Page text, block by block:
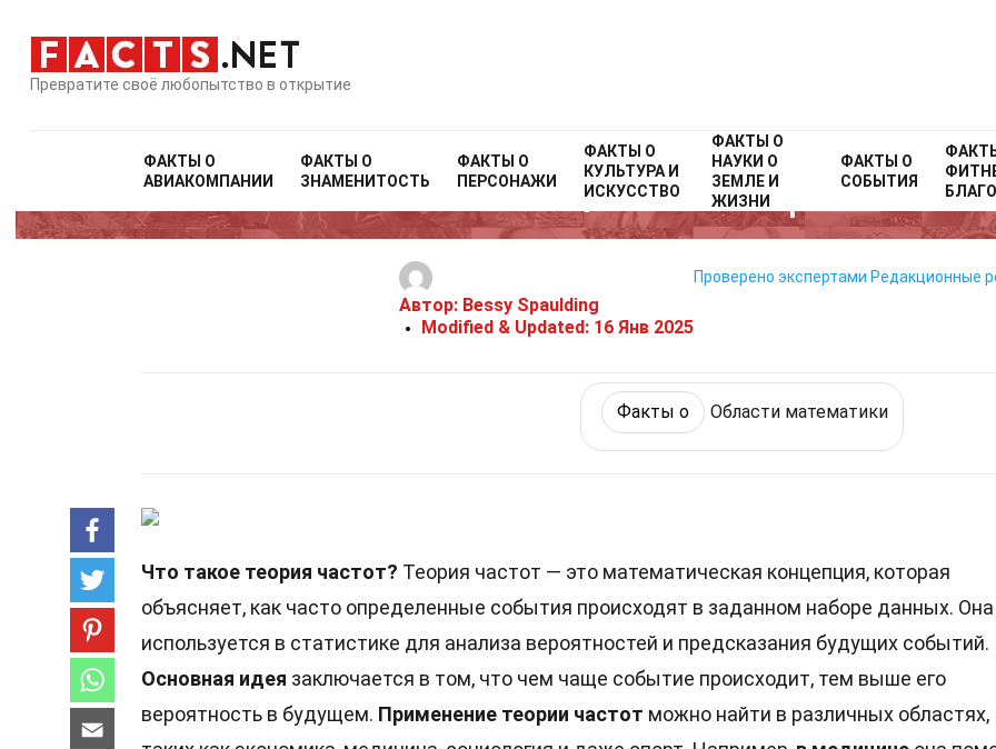
Превратите своё любопытство в открытие
ФАКТЫ О
АВИАКОМПАНИИ
ФАКТЫ О
ЗНАМЕНИТОСТЬ
ФАКТЫ О
ПЕРСОНАЖИ
ФАКТЫ О
КУЛЬТУРА И
ИСКУССТВО
ФАКТЫ О
НАУКИ О
ЗЕМЛЕ И
ЖИЗНИ
ФАКТЫ О
СОБЫТИЯ
Home Факты оМатематика и логика Факты о Области
32 Факты О Теория Частот
Автор: Bessy Spaulding
Modified & Updated: 16 Янв 2025
Проверено экспертами Редакционные
Факты о Области математики
Что такое теория частот? Теория частот — это математическая концепция, которая
объясняет, как часто определенные события происходят в заданном наборе данных. Она
используется в статистике для анализа вероятностей и предсказания будущих событий.
Основная идея заключается в том, что чем чаще событие происходит, тем выше его
вероятность в будущем. Применение теории частот можно найти в различных областях,